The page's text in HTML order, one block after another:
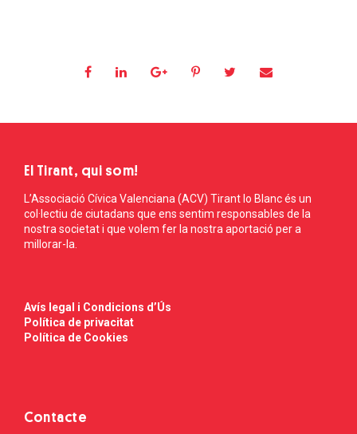
El Tirant, qui som!
L’Associació Cívica Valenciana (ACV) Tirant lo Blanc és un
col·lectiu de ciutadans que ens sentim responsables de la
nostra societat i que volem fer la nostra aportació per a
millorar-la.
Avís legal i Condicions d’Ús
Política de privacitat
Política de Cookies
Contacte